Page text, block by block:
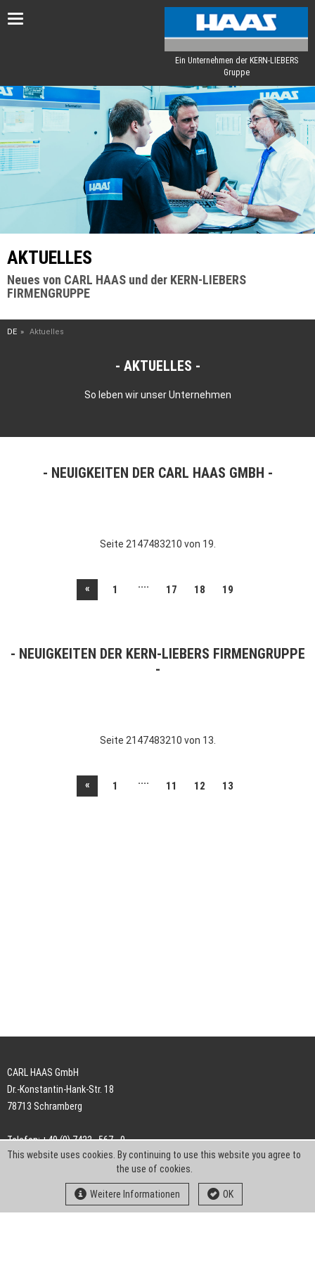
Toggle
Ein Unternehmen der KERN-LIEBERS
Gruppe
AKTUELLES
Neues von CARL HAAS und der KERN-LIEBERS
FIRMENGRUPPE
DE Aktuelles
AKTUELLES
So leben wir unser Unternehmen
NEUIGKEITEN DER CARL HAAS GMBH
Seite 2147483210 von 19.
« 1 .... 17 18 19
NEUIGKEITEN DER KERN-LIEBERS FIRMENGRUPPE
Seite 2147483210 von 13.
« 1 .... 11 12 13
CARL HAAS GmbH
Dr.-Konstantin-Hank-Str. 18
78713 Schramberg
Telefon: +49 (0) 7422 . 567 - 0
Telefax: +49 (0) 7422 . 567 - 239
info-ch@kern-liebers.com
This website uses cookies. By continuing to use this website you agree to
the use of cookies.
Weitere Informationen OK